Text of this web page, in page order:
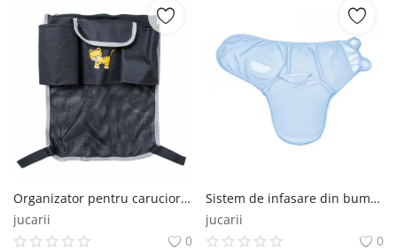
Organizator pentru carucior BabyJem BabyJem
jucarii
0
Sistem de infasare din bumbac 0-3 luni BabyJem Swaddle, Bleu BabyJem
jucarii
0